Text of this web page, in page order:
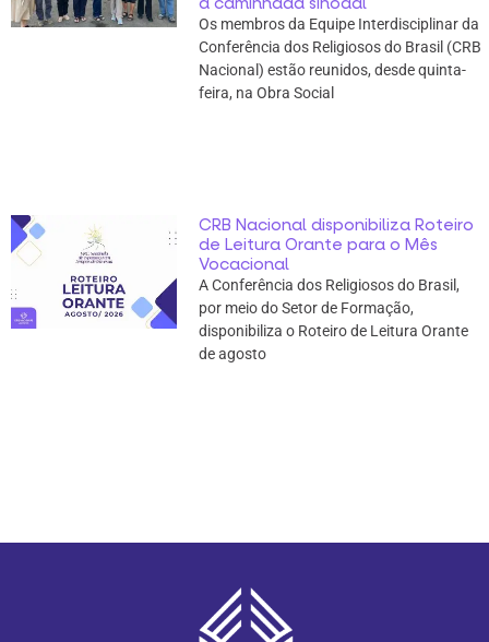
Os membros da Equipe Interdisciplinar da
Conferência dos Religiosos do Brasil (CRB
Nacional) estão reunidos, desde quinta-
feira, na Obra Social
CRB Nacional disponibiliza Roteiro
de Leitura Orante para o Mês
Vocacional
A Conferência dos Religiosos do Brasil,
por meio do Setor de Formação,
disponibiliza o Roteiro de Leitura Orante
de agosto